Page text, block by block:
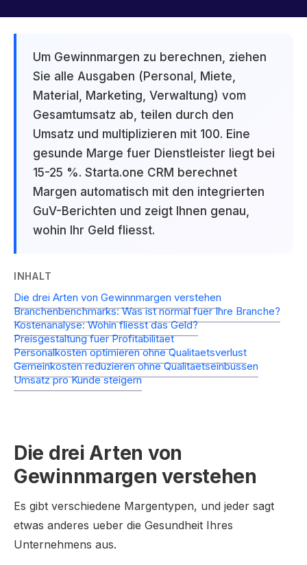
Um Gewinnmargen zu berechnen, ziehen
Sie alle Ausgaben (Personal, Miete,
Material, Marketing, Verwaltung) vom
Gesamtumsatz ab, teilen durch den
Umsatz und multiplizieren mit 100. Eine
gesunde Marge fuer Dienstleister liegt bei
15-25 %. Starta.one CRM berechnet
Margen automatisch mit den integrierten
GuV-Berichten und zeigt Ihnen genau,
wohin Ihr Geld fliesst.
INHALT
Die drei Arten von Gewinnmargen verstehen
Branchenbenchmarks: Was ist normal fuer Ihre Branche?
Kostenanalyse: Wohin fliesst das Geld?
Preisgestaltung fuer Profitabilitaet
Personalkosten optimieren ohne Qualitaetsverlust
Gemeinkosten reduzieren ohne Qualitaetseinbussen
Umsatz pro Kunde steigern
Die drei Arten von
Gewinnmargen verstehen
Es gibt verschiedene Margentypen, und jeder sagt
etwas anderes ueber die Gesundheit Ihres
Unternehmens aus.